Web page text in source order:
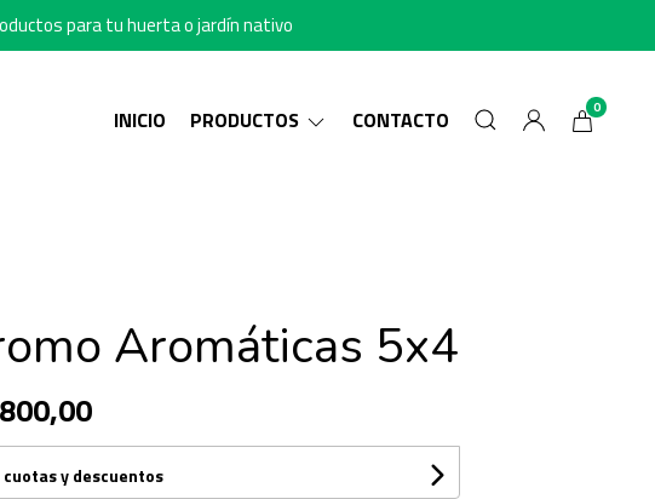
para tu huerta o jardín nativo
INICIO PRODUCTOS CONTACTO 0
Aromáticas 5x4
cuotas y descuentos